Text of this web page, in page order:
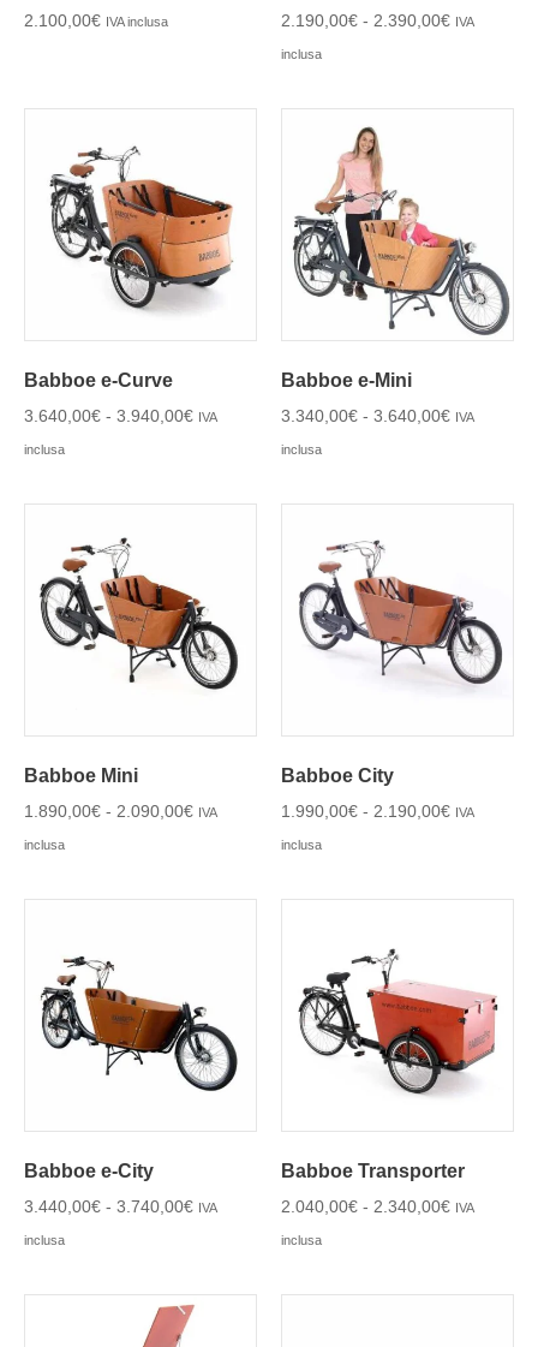
2.100,00€ IVA inclusa 2.190,00€ - 2.390,00€ IVA
inclusa
Babboe e-Curve
3.640,00€ - 3.940,00€ IVA
inclusa
Babboe e-Mini
3.340,00€ - 3.640,00€ IVA
inclusa
Babboe Mini
1.890,00€ - 2.090,00€ IVA
inclusa
Babboe City
1.990,00€ - 2.190,00€ IVA
inclusa
Babboe e-City
3.440,00€ - 3.740,00€ IVA
inclusa
Babboe Transporter
2.040,00€ - 2.340,00€ IVA
inclusa